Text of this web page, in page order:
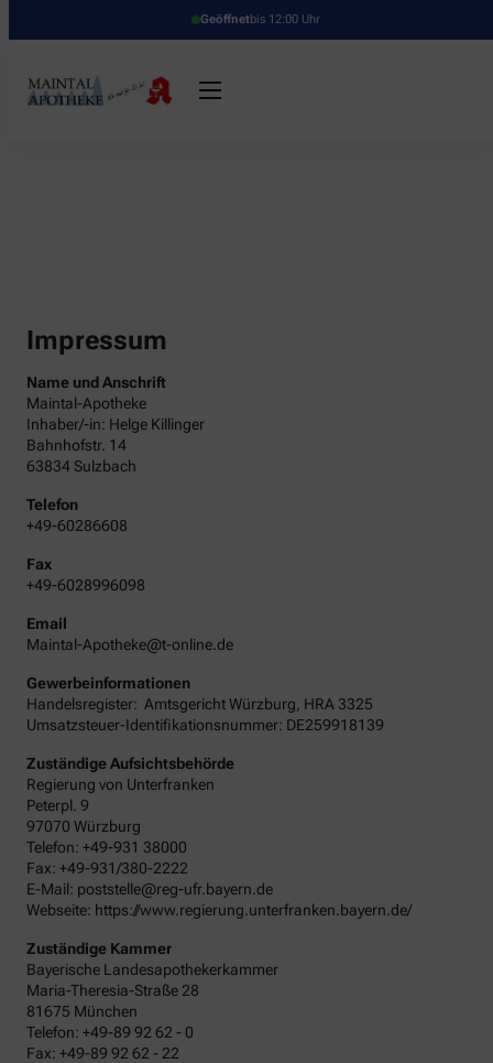
Geöffnetbis 12:00 Uhr
Impressum
Name und Anschrift
Maintal-Apotheke
Inhaber/-in: Helge Killinger
Bahnhofstr. 14
63834 Sulzbach
Telefon
+49-60286608
Fax
+49-6028996098
Email
Maintal-Apotheke@t-online.de
Gewerbeinformationen
Handelsregister: AmtsgerichtWürzburg HRA 3325
Umsatzsteuer-Identifikationsnummer: DE259918139
Zuständige Aufsichtsbehörde
Regierung von Unterfranken
Peterpl. 9
97070 Würzburg
Telefon: +49-931 38000
Fax: +49-931/380-2222
E-Mail: poststelle@reg-ufr.bayern.de
Webseite: https://www.regierung.unterfranken.bayern.de/
Zuständige Kammer
Bayerische Landesapothekerkammer
Maria-Theresia-Straße 28
81675 München
Telefon: +49-89 92 62 - 0
Fax: +49-89 92 62 - 22